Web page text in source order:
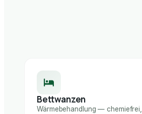
Bettwanzen
Wärmebehandlung — chemiefrei,